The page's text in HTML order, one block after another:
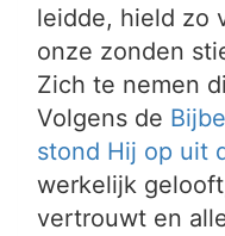
leidde, hield zo
onze zonden
Zich te nemen
Volgens de
stond Hij op uit
werkelijk
vertrouwt en